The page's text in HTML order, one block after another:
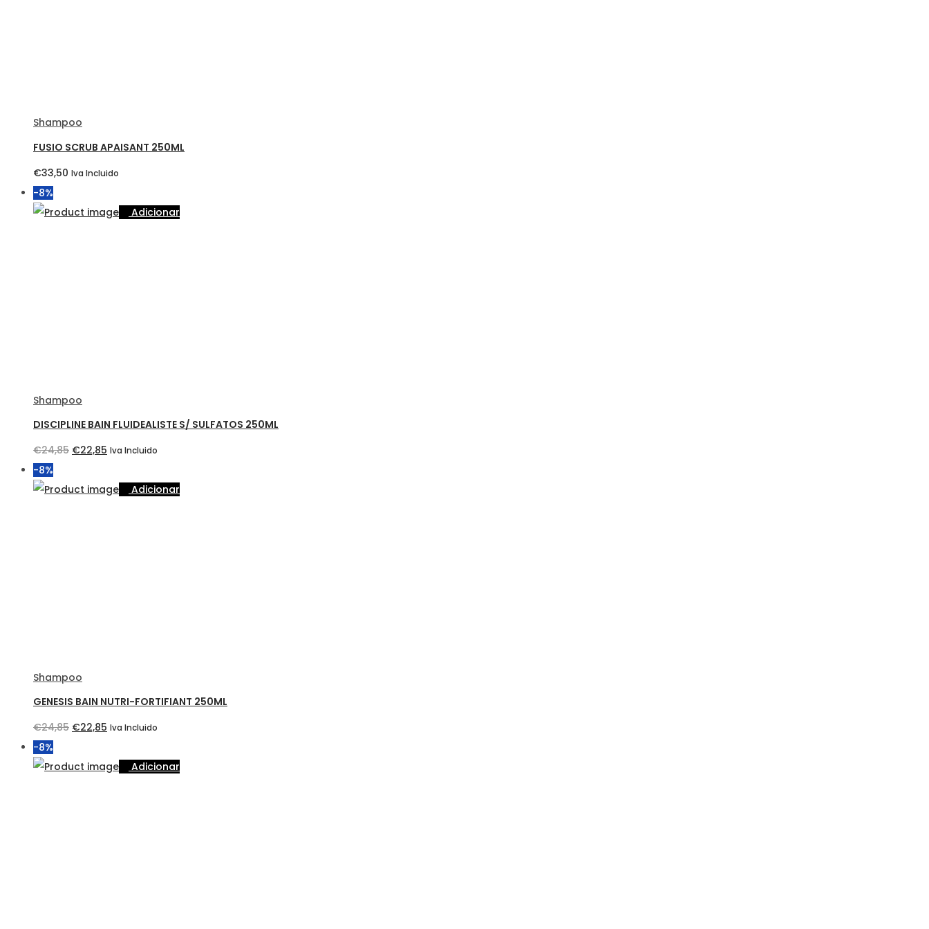
Shampoo
FUSIO SCRUB APAISANT 250ML
€33,50 Iva Incluido
-8%
Adicionar
Shampoo
DISCIPLINE BAIN FLUIDEALISTE S/ SULFATOS 250ML
€24,85 O
original
€22,85 O
atual
Iva Incluido
-8%
Adicionar
Shampoo
GENESIS BAIN NUTRI-FORTIFIANT 250ML
€24,85 O
original
€22,85 O
atual
Iva Incluido
-8%
Adicionar